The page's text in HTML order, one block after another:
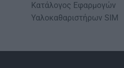
Κατάλογος Εφαρμογών
Υαλοκαθαριστήρων SIM